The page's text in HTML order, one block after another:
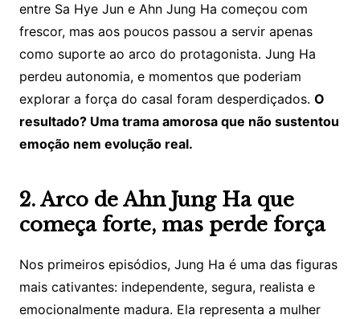
entre Sa Hye Jun e Ahn Jung Ha começou com
frescor, mas aos poucos passou a servir apenas
como suporte ao arco do protagonista. Jung Ha
perdeu autonomia, e momentos que poderiam
explorar a força do casal foram desperdiçados. O
resultado? Uma trama amorosa que não sustentou
emoção nem evolução real.
2. Arco de Ahn Jung Ha que
começa forte, mas perde força
Nos primeiros episódios, Jung Ha é uma das figuras
mais cativantes: independente, segura, realista e
emocionalmente madura. Ela representa a mulher